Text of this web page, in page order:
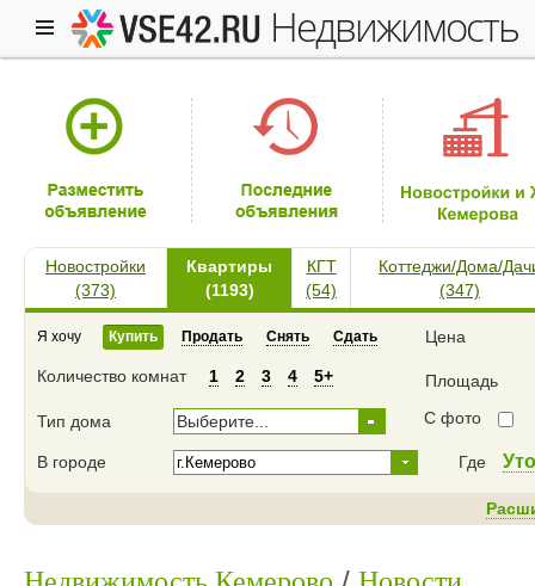
недвижимость
Новостройки
(373)
Квартиры
(1193)
КГТ
(54)
Коттеджи/Дома/
(347)
Я хочу Купить Продать Снять Сдать Цена
Количество комнат 1 2 3 4 5+ Площадь
Тип дома Выберите... С фото
В городе Где